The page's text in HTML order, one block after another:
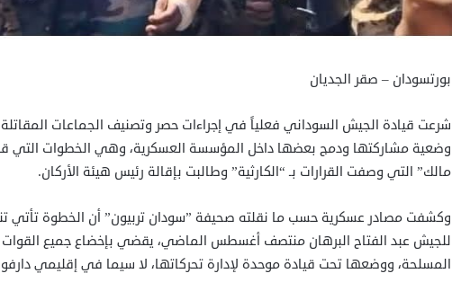
بورتسودان – صقر الجديان
شرعت قيادة الجيش السوداني فعلياً في إجراءات حصر وتصنيف الجماعات المقاتلة
وضعية مشاركتها ودمج بعضها داخل المؤسسة العسكرية، وهي الخطوات التي
مالك” التي وصفت القرارات بـ “الكارثية” وطالبت بإقالة رئيس هيئة الأركان.
وكشفت مصادر عسكرية حسب ما نقلته صحيفة ”سودان تربيون” أن الخطوة تأتي
للجيش عبد الفتاح البرهان منتصف أغسطس الماضي، يقضي بإخضاع جميع القوات
المسلحة، ووضعها تحت قيادة موحدة لإدارة تحركاتها، لا سيما في إقليمي